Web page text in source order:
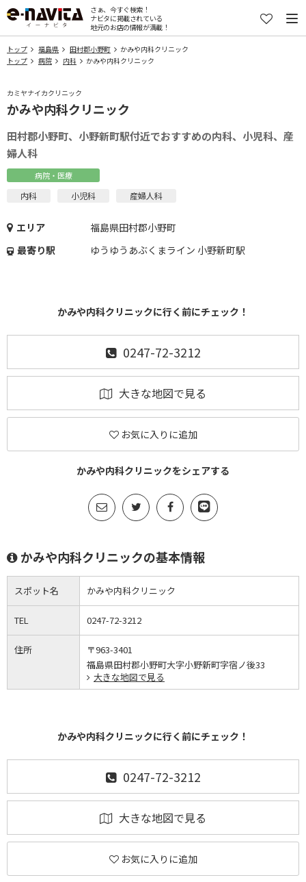
さぁ、今すぐ検索！
ナビタに掲載されている
地元のお店の情報が満載！
トップ 福島県 田村郡小野町
かみや内科クリニック
トップ
病院 内科 かみや内科クリニック
カミヤナイカクリニック
かみや内科クリニック
田村郡小野町、小野新町駅付近でおすすめの内科、小児科、産
婦人科
病院・医療
内科 小児科 産婦人科
エリア
福島県田村郡小野町
最寄り駅
ゆうゆうあぶくまライン 小野新町駅
かみや内科クリニックに行く前にチェック！
0247-72-3212
大きな地図で見る
お気に入りに追加
かみや内科クリニックをシェアする
かみや内科クリニックの基本情報
スポット名 かみや内科クリニック
TEL 0247-72-3212
住所
〒963-3401
福島県田村郡小野町大字小野新町字宿ノ後33
大きな地図で見る
かみや内科クリニックに行く前にチェック！
0247-72-3212
大きな地図で見る
お気に入りに追加